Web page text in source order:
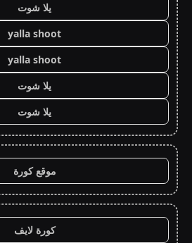
يلا شوت
yalla shoot
yalla shoot
يلا شوت
يلا شوت
موقع كورة
كورة لايف